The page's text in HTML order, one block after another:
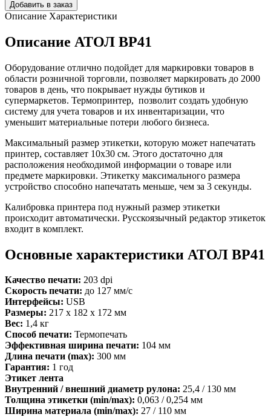
Добавить в заказ
Описание Характеристики
Описание АТОЛ ВР41
Оборудование отлично подойдет для маркировки товаров в
области розничной торговли, позволяет маркировать до 2000
товаров в день, что покрывает нужды бутиков и
супермаркетов. Термопринтер, позволит создать удобную
систему для учета товаров и их инвентаризации, что
уменьшит материальные потери любого бизнеса.
Максимальный размер этикетки, которую может напечатать
принтер, составляет 10х30 см. Этого достаточно для
расположения необходимой информации о товаре или
предмете маркировки. Этикетку максимального размера
устройство способно напечатать меньше, чем за 3 секунды.
Калибровка принтера под нужный размер этикетки
происходит автоматически. Русскоязычный редактор этикеток
входит в комплект.
Основные характеристики АТОЛ ВР41
Качество печати: 203 dpi
Скорость печати: до 127 мм/с
Интерфейсы: USB
Размеры: 217 x 182 x 172 мм
Вес: 1,4 кг
Способ печати: Термопечать
Эффективная ширина печати: 104 мм
Длина печати (max): 300 мм
Гарантия: 1 год
Этикет лента
Внутренний / внешний диаметр рулона: 25,4 / 130 мм
Толщина этикетки (min/max): 0,063 / 0,254 мм
Ширина материала (min/max): 27 / 110 мм